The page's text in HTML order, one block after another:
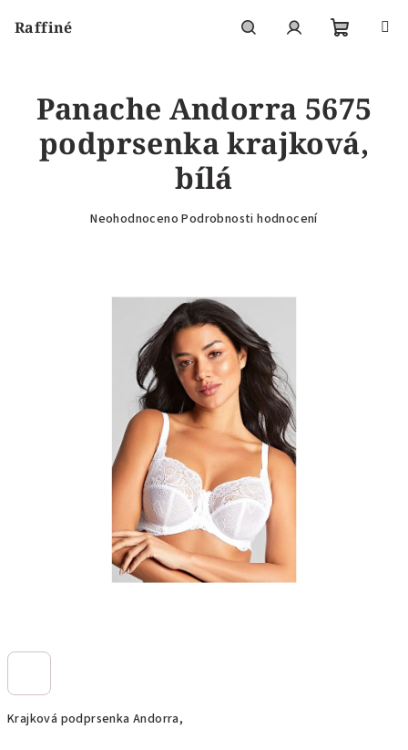
Raffiné
košík
Krajková podprsenka Andorra,
Panache Andorra 5675
podprsenka krajková,
bílá
Průměrné
hvězdiček.
Neohodnoceno Podrobnosti hodnocení